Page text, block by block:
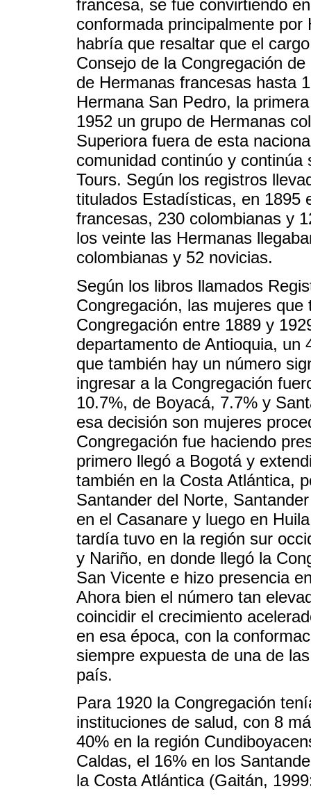
francesa, se fue convirtiendo
conformada principalmente
habría que resaltar que el
Consejo de la Congregación
de Hermanas francesas hasta
Hermana San Pedro, la
1952 un grupo de Hermanas
Superiora fuera de esta
comunidad continúo y
Tours. Según los registros
titulados Estadísticas, en 1895
francesas, 230 colombianas y
los veinte las Hermanas
colombianas y 52 novicias.
Según los libros llamados
Congregación, las mujeres
Congregación entre 1889 y
departamento de Antioquia, un
que también hay un número
ingresar a la Congregación
10.7%, de Boyacá, 7.7% y
esa decisión son mujeres
Congregación fue haciendo
primero llegó a Bogotá y
también en la Costa Atlántica,
Santander del Norte,
en el Casanare y luego en
tardía tuvo en la región sur
y Nariño, en donde llegó la
San Vicente e hizo presencia
Ahora bien el número tan
coincidir el crecimiento
en esa época, con la
siempre expuesta de una de
país.
Para 1920 la Congregación
instituciones de salud, con 8
40% en la región
Caldas, el 16% en los
la Costa Atlántica (Gaitán,